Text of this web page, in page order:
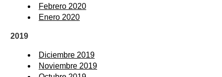
Febrero 2020
Enero 2020
2019
Diciembre 2019
Noviembre 2019